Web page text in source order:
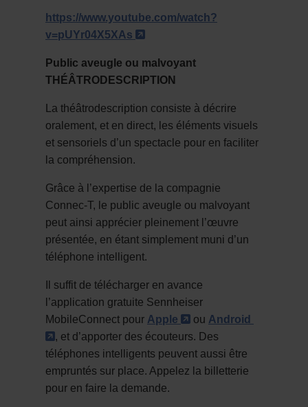
https://www.youtube.com/watch?
v=pUYr04X5XAs
- Cet hyperlien s'ouvrira
Public aveugle ou malvoyant
THÉÂTRODESCRIPTION
La théâtrodescription consiste à décrire
oralement, et en direct, les éléments visuels
et sensoriels d’un spectacle pour en faciliter
la compréhension.
Grâce à l’expertise de la compagnie
Connec-T, le public aveugle ou malvoyant
peut ainsi apprécier pleinement l’œuvre
présentée, en étant simplement muni d’un
téléphone intelligent.
Il suffit de télécharger en avance
l’application gratuite Sennheiser
MobileConnect pour Apple - Cet hyperlien
ou Android
- Cet hyperlien s'ouvrira dans une nouvelle
, et d’apporter des écouteurs. Des
téléphones intelligents peuvent aussi être
empruntés sur place. Appelez la billetterie
pour en faire la demande.